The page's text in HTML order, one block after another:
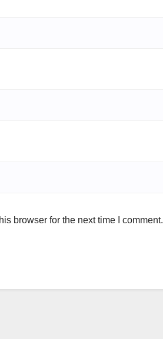
browser for the next time I comment.